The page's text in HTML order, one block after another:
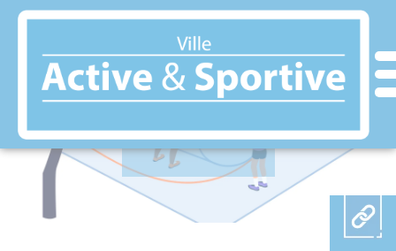
DURTAL
Panneau de gestion des cookies